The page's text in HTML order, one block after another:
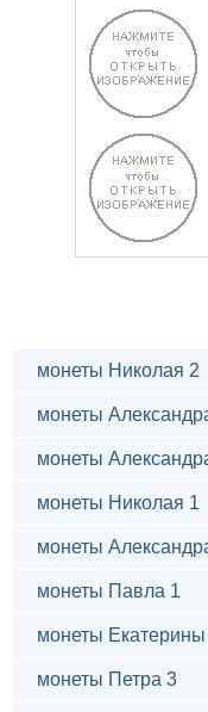
монеты Николая 2
монеты
монеты
монеты Николая 1
монеты
монеты Павла 1
монеты Екатерины
монеты Петра 3